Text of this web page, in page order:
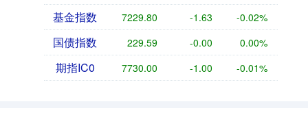
基金指数 7229.80 -1.63 -0.02%
国债指数 229.59 -0.00 0.00%
期指IC0 7730.00 -1.00 -0.01%